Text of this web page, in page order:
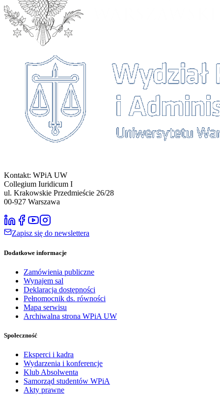
Kontakt: WPiA UW
Collegium Iuridicum I
ul. Krakowskie Przedmieście 26/28
00-927 Warszawa
Zapisz się do newslettera
Dodatkowe informacje
Zamówienia publiczne
Wynajem sal
Deklaracja dostępności
Pełnomocnik ds. równości
Mapa serwisu
Archiwalna strona WPiA UW
Społeczność
Eksperci i kadra
Wydarzenia i konferencje
Klub Absolwenta
Samorząd studentów WPiA
Akty prawne